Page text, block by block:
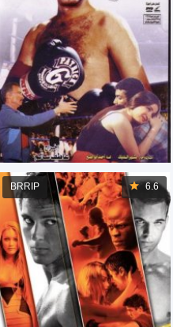
6.6
BRRIP